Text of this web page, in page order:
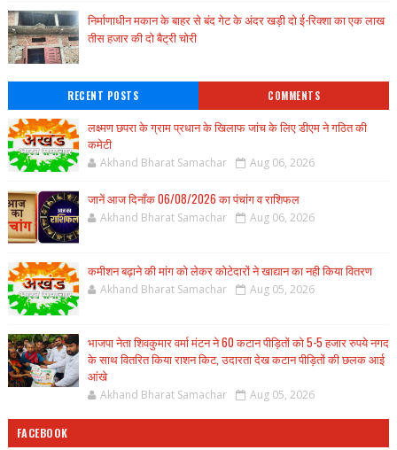
निर्माणाधीन मकान के बाहर से बंद गेट के अंदर खड़ी दो ई-रिक्शा का एक लाख
तीस हजार की दो बैट्री चोरी
RECENT POSTS COMMENTS
लक्ष्मण छपरा के ग्राम प्रधान के खिलाफ जांच के लिए डीएम ने गठित की
कमेटी
Akhand Bharat Samachar Aug 06, 2026
जानें आज दिनाँक 06/08/2026 का पंचांग व राशिफल
Akhand Bharat Samachar Aug 06, 2026
कमीशन बढ़ाने की मांग को लेकर कोटेदारों ने खाद्यान का नही किया वितरण
Akhand Bharat Samachar Aug 05, 2026
भाजपा नेता शिवकुमार वर्मा मंटन ने 60 कटान पीड़ितों को 5-5 हजार रुपये नगद
के साथ वितरित किया राशन किट, उदारता देख कटान पीड़ितों की छलक आई
आंखे
Akhand Bharat Samachar Aug 05, 2026
FACEBOOK